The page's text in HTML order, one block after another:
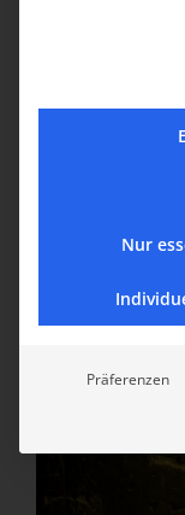
Nur
Präferenzen